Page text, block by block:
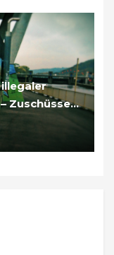
Zuschüsse